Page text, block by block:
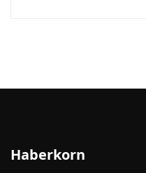
Haberkorn